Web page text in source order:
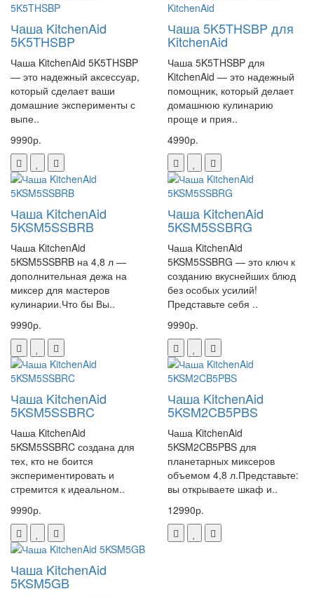
Чаша KitchenAid
5K5THSBP
Чаша KitchenAid 5K5THSBP
— это надежный аксессуар,
который сделает ваши
домашние эксперименты с
выпе..
9990р.
Чаша 5K5THSBP для
KitchenAid
Чаша 5K5THSBP для
KitchenAid — это надежный
помощник, который делает
домашнюю кулинарию
проще и прия..
4990р.
Чаша KitchenAid
5KSM5SSBRB
Чаша KitchenAid
5KSM5SSBRB на 4,8 л —
дополнительная дежа на
миксер для мастеров
кулинарии.Что бы Вы..
9990р.
Чаша KitchenAid
5KSM5SSBRG
Чаша KitchenAid
5KSM5SSBRG — это ключ к
созданию вкуснейших блюд
без особых усилий!
Представьте себя ..
9990р.
Чаша KitchenAid
5KSM5SSBRC
Чаша KitchenAid
5KSM5SSBRC создана для
тех, кто не боится
экспериментировать и
стремится к идеальном..
9990р.
Чаша KitchenAid
5KSM2CB5PBS
Чаша KitchenAid
5KSM2CB5PBS для
планетарных миксеров
объемом 4,8 л.Представьте:
вы открываете шкаф и..
12990р.
Чаша KitchenAid
5KSM5GB